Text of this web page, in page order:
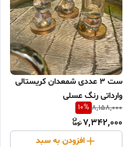
ست ۳ عددی شمعدان کریستالی
وارداتی رنگ عسلی
8,158,000
10%
7,342,000
افزودن به سبد